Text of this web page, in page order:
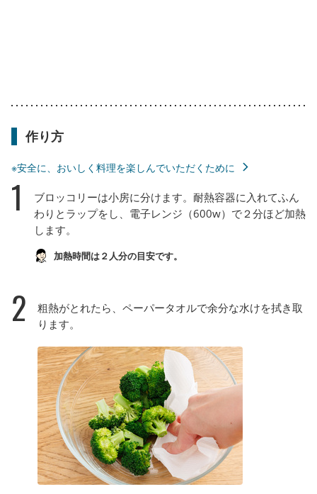
作り方
※安全に、おいしく料理を楽しんでいただくために
1
ブロッコリーは小房に分けます。耐熱容器に入れてふん
わりとラップをし、電子レンジ（600w）で２分ほど加熱
します。
加熱時間は２人分の目安です。
2
粗熱がとれたら、ペーパータオルで余分な水けを拭き取
ります。